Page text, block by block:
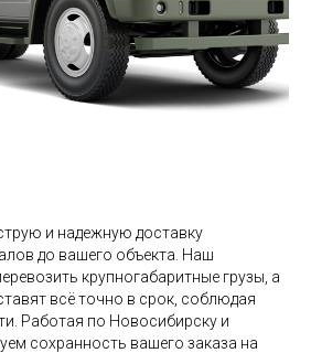
и надежную доставку
до вашего объекта. Наш
крупногабаритные грузы, а
всё точно в срок, соблюдая
Работая по Новосибирску и
сохранность вашего заказа на